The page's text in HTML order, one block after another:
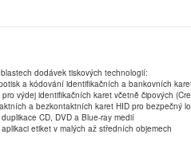
dodávek tiskových technologií:
a kódování identifikačních a bankovních
výdej identifikačních karet včetně čipových
a bezkontaktních karet HID pro bezpečný
CD, DVD a Blue-ray medií
etiket v malých až středních objemech